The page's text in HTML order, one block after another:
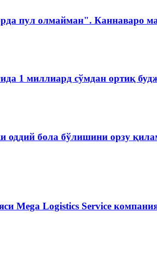
пул олмайман". Каннаваро
1 миллиард сўмдан ортиқ
оддий бола бўлишини орзу
Мega Logistics Service